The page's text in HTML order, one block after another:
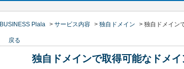
BUSINESS Plala > サービス内容 > 独自ドメイン > 独自ドメイン
戻る
独自ドメインで取得可能なドメイ